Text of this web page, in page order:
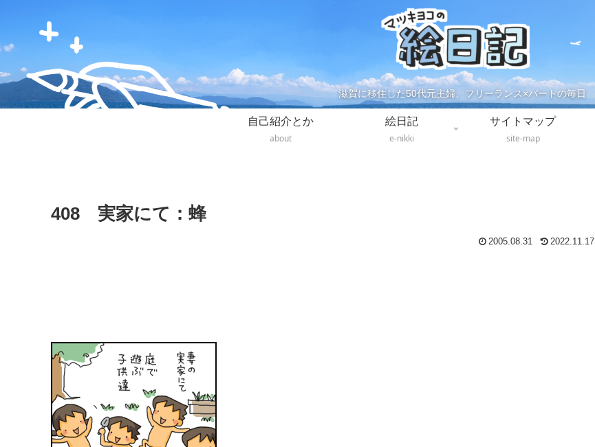
滋賀に移住した50代元主婦、フリーランス×パートの毎日
自己紹介とか
about
絵日記
e-nikki
サイトマップ
site-map
408 実家にて：蜂
2005.08.31 2022.11.17